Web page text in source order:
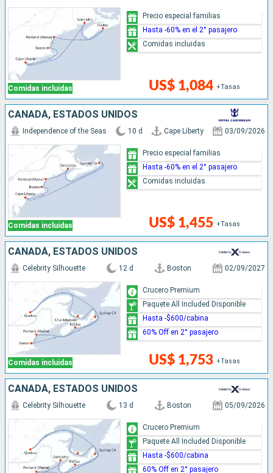
Comidas incluidas US$ 1,084 +Tasas
Precio especial familias
Hasta -60% en el 2° pasajero
Comidas incluidas
CANADÁ, ESTADOS UNIDOS
Comidas incluidas
Independence of the Seas 10 d Cape Liberty 03/09/2026
US$ 1,455 +Tasas
Precio especial familias
Hasta -60% en el 2° pasajero
Comidas incluidas
CANADÁ, ESTADOS UNIDOS
Comidas incluidas
Celebrity Silhouette 12 d Boston 02/09/2027
US$ 1,753 +Tasas
Crucero Premium
Paquete All Included Disponible
Hasta -$600/cabina
60% Off en 2° pasajero
CANADÁ, ESTADOS UNIDOS
Celebrity Silhouette 13 d Boston 05/09/2026
Crucero Premium
Paquete All Included Disponible
Hasta -$600/cabina
60% Off en 2° pasajero